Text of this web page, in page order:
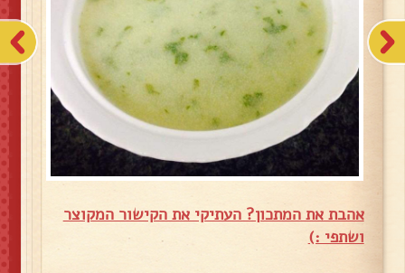
אהבת את המתכון? העתיקי את הקישור המקוצר
ושתפי :)